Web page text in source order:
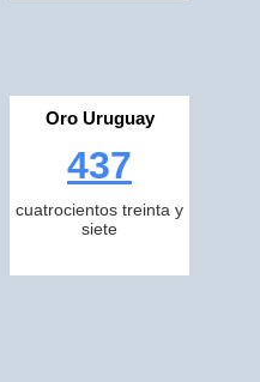
Oro Uruguay
437
cuatrocientos treinta y
siete